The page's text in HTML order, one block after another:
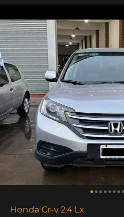
Honda Cr-v 2.4 Lx